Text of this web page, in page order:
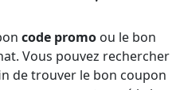
code promo ou le bon
Vous pouvez rechercher
de trouver le bon coupon